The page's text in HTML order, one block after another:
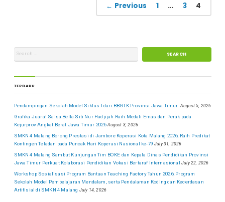
← Previous 1 … 3 4
TERBARU
Pendampingan Sekolah Model Siklus I dari BBGTK Provinsi Jawa Timur. August 5, 2026
Grafika Juara! Salsa Bella Siti Nur Hadjijah Raih Medali Emas dan Perak pada
Kejurprov Angkat Berat Jawa Timur 2026 August 3, 2026
SMKN 4 Malang Borong Prestasi di Jambore Koperasi Kota Malang 2026, Raih Predikat
Kontingen Teladan pada Puncak Hari Koperasi Nasional ke-79 July 31, 2026
SMKN 4 Malang Sambut Kunjungan Tim BOKE dan Kepala Dinas Pendidikan Provinsi
Jawa Timur Perkuat Kolaborasi Pendidikan Vokasi Bertaraf Internasional July 22, 2026
Workshop Sosialisasi Program Bantuan Teaching Factory Tahun 2026, Program
Sekolah Model Pembelajaran Mendalam, serta Pendalaman Koding dan Kecerdasan
Artifisial di SMKN 4 Malang July 14, 2026